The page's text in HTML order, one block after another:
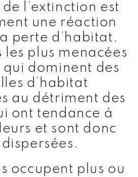
de l’extinction est
une réaction
perte d’habitat.
les plus menacées
qui dominent des
d’habitat
au détriment des
ont tendance à
et sont donc
occupent plus ou